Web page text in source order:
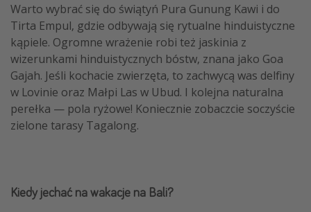
Warto wybrać się do świątyń Pura Gunung Kawi i do
Tirta Empul, gdzie odbywają się rytualne hinduistyczne
kąpiele. Ogromne wrażenie robi też jaskinia z
wizerunkami hinduistycznych bóstw, znana jako Goa
Gajah. Jeśli kochacie zwierzęta, to zachwycą was delfiny
w Lovinie oraz Małpi Las w Ubud. I kolejna naturalna
perełka — pola ryżowe! Koniecznie zobaczcie soczyście
zielone tarasy Tagalong.
Kiedy jechać na wakacje na Bali?